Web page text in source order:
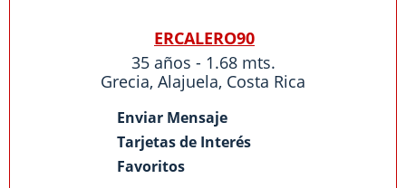
ERCALERO90
35 años - 1.68 mts.
Grecia, Alajuela, Costa Rica
Enviar Mensaje
Tarjetas de Interés
Favoritos